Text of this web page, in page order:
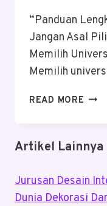
“Panduan
Jangan Asal
Memilih
Memilih
READ MORE
Artikel Lainnya
Jurusan Desain
Dunia Dekorasi